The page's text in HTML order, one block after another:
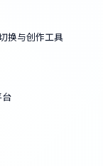
换与创作工具